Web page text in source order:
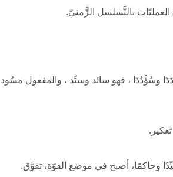
العمليّات بالتَّسلسل الزَّمنيّ.
وسُؤْدُدًا ، فهو سائد وسيِّد ، والمفعول مَسُود
وحاكمًا، أصبح في موضع القوّة، تفوَّق.